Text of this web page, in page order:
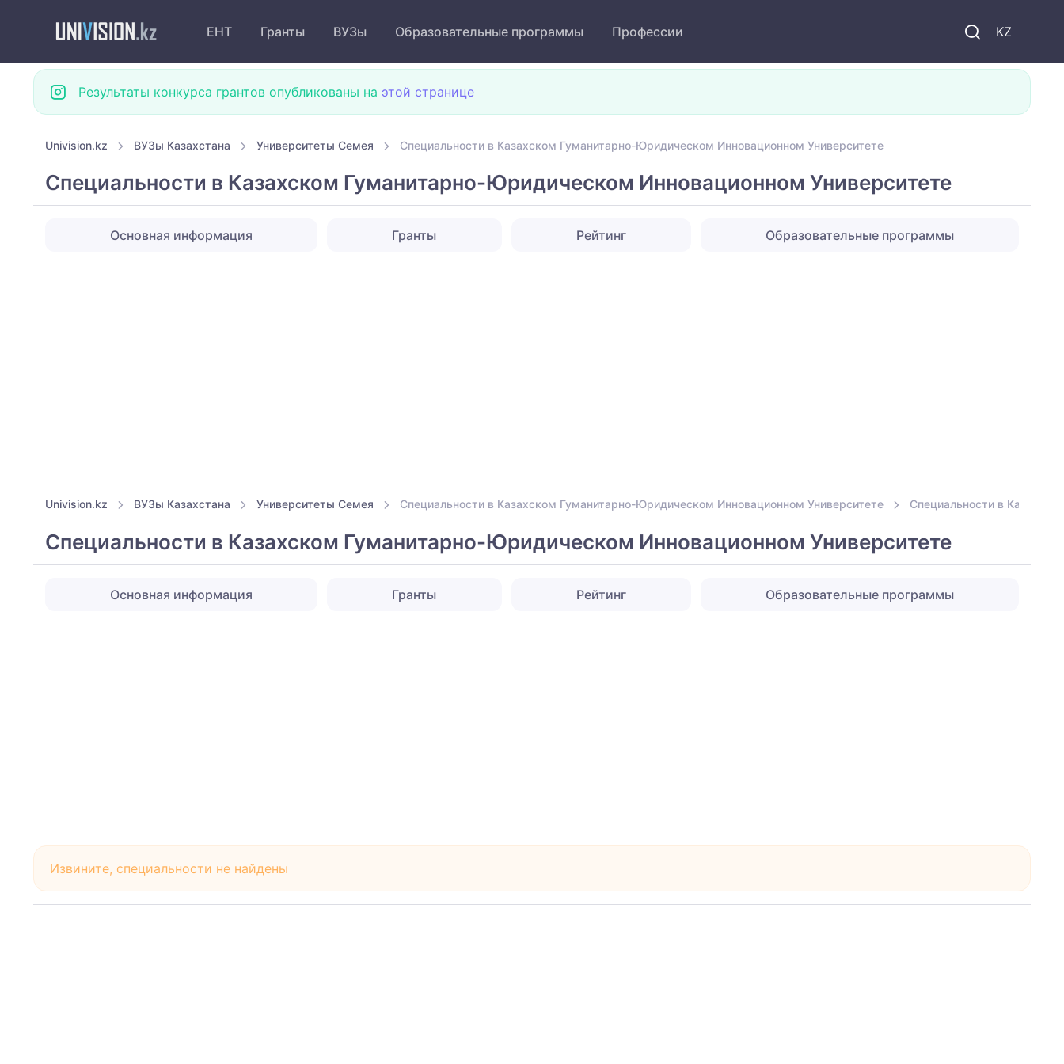
KZ
ЕНТ Гранты ВУЗы Образовательные программы Профессии
Результаты конкурса грантов опубликованы на этой странице
Univision.kz ВУЗы Казахстана Университеты Семея Специальности в Казахском Гуманитарно-Юридическом Инновационном Университете
Специальности в Казахском Гуманитарно-Юридическом Инновационном Университете
Основная информация Гранты Рейтинг Образовательные программы
Univision.kz ВУЗы Казахстана Университеты Семея Специальности в Казахском Гуманитарно-Юридическом Инновационном Университете Специальности в
Специальности в Казахском Гуманитарно-Юридическом Инновационном Университете
Основная информация Гранты Рейтинг Образовательные программы
Извините, специальности не найдены